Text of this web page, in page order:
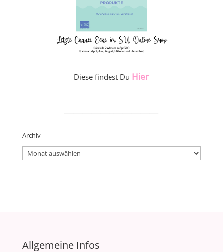
Diese findest Du Hier
Archiv
Archiv
Allgemeine Infos